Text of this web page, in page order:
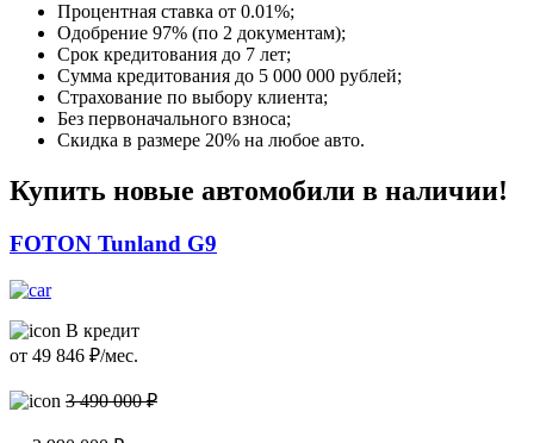
Процентная ставка от 0.01%;
Одобрение 97% (по 2 документам);
Срок кредитования до 7 лет;
Сумма кредитования до 5 000 000 рублей;
Страхование по выбору клиента;
Без первоначального взноса;
Скидка в размере 20% на любое авто.
Купить новые автомобили в наличии!
FOTON Tunland G9
В кредит
от 49 846 ₽/мес.
3 490 000 ₽